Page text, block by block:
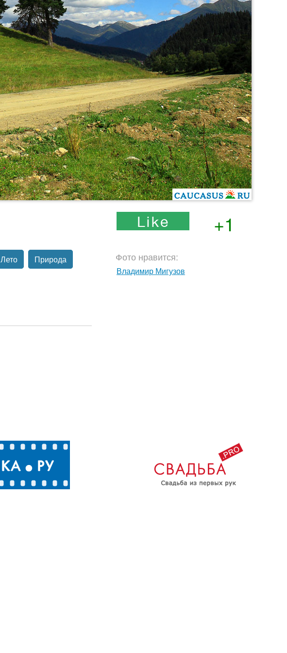
Лето
Природа
+1
Фото нравится:
Владимир Мигузов